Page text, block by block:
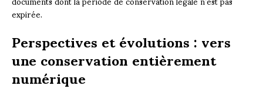
expirée.
Perspectives et évolutions : vers
une conservation entièrement
numérique